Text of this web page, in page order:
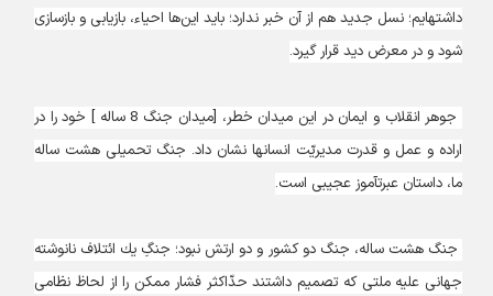
داشته‏ايم؛ نسل جديد هم از آن خبر ندارد؛ بايد اين‌ها احياء، بازيابى و بازسازى
شود و در معرض ديد قرار گيرد.
جوهر انقلاب و ايمان در اين ميدان خطر، [ميدان جنگ 8 ساله ] خود را در
اراده و عمل و قدرت مديريّت انسانها نشان داد. جنگ تحميلى هشت ساله
ما، داستان عبرت‏آموز عجيبى است.
جنگ هشت ساله، جنگ دو كشور و دو ارتش نبود؛ جنگِ يك ائتلاف نانوشته
جهانى عليه ملتى كه تصميم داشتند حدّاكثر فشار ممكن را از لحاظ نظامى